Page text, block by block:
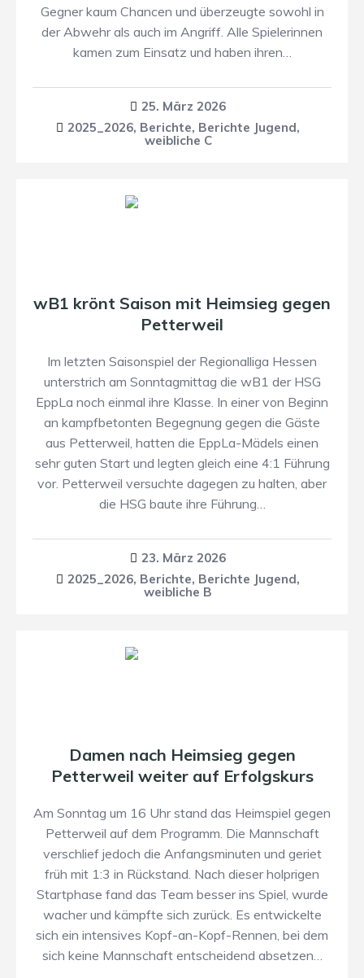
Gegner kaum Chancen und überzeugte sowohl in
der Abwehr als auch im Angriff. Alle Spielerinnen
kamen zum Einsatz und haben ihren…
25. März 2026
2025_2026, Berichte, Berichte Jugend,
weibliche C
wB1 krönt Saison mit Heimsieg gegen
Petterweil
Im letzten Saisonspiel der Regionalliga Hessen
unterstrich am Sonntagmittag die wB1 der HSG
EppLa noch einmal ihre Klasse. In einer von Beginn
an kampfbetonten Begegnung gegen die Gäste
aus Petterweil, hatten die EppLa-Mädels einen
sehr guten Start und legten gleich eine 4:1 Führung
vor. Petterweil versuchte dagegen zu halten, aber
die HSG baute ihre Führung…
23. März 2026
2025_2026, Berichte, Berichte Jugend,
weibliche B
Damen nach Heimsieg gegen
Petterweil weiter auf Erfolgskurs
Am Sonntag um 16 Uhr stand das Heimspiel gegen
Petterweil auf dem Programm. Die Mannschaft
verschlief jedoch die Anfangsminuten und geriet
früh mit 1:3 in Rückstand. Nach dieser holprigen
Startphase fand das Team besser ins Spiel, wurde
wacher und kämpfte sich zurück. Es entwickelte
sich ein intensives Kopf-an-Kopf-Rennen, bei dem
sich keine Mannschaft entscheidend absetzen…